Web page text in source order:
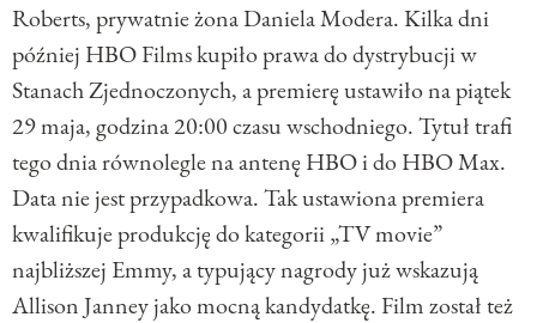
Roberts, prywatnie żona Daniela Modera. Kilka dni
później HBO Films kupiło prawa do dystrybucji w
Stanach Zjednoczonych, a premierę ustawiło na piątek
29 maja, godzina 20:00 czasu wschodniego. Tytuł trafi
tego dnia równolegle na antenę HBO i do HBO Max.
Data nie jest przypadkowa. Tak ustawiona premiera
kwalifikuje produkcję do kategorii „TV movie”
najbliższej Emmy, a typujący nagrody już wskazują
Allison Janney jako mocną kandydatkę. Film został też